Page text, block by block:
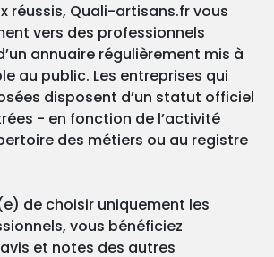
réussis, Quali-artisans.fr vous
vers des professionnels
annuaire régulièrement mis à
au public. Les entreprises qui
disposent d’un statut officiel
- en fonction de l’activité
des métiers ou au registre
de choisir uniquement les
vous bénéficiez
et notes des autres